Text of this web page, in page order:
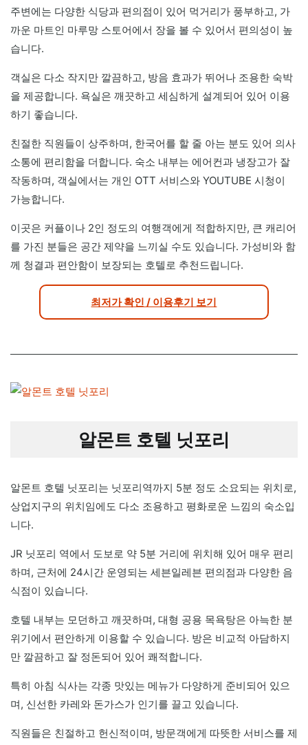
주변에는 다양한 식당과 편의점이 있어 먹거리가 풍부하고, 가
까운 마트인 마루망 스토어에서 장을 볼 수 있어서 편의성이 높
습니다.
객실은 다소 작지만 깔끔하고, 방음 효과가 뛰어나 조용한 숙박
을 제공합니다. 욕실은 깨끗하고 세심하게 설계되어 있어 이용
하기 좋습니다.
친절한 직원들이 상주하며, 한국어를 할 줄 아는 분도 있어 의사
소통에 편리함을 더합니다. 숙소 내부는 에어컨과 냉장고가 잘
작동하며, 객실에서는 개인 OTT 서비스와 YOUTUBE 시청이
가능합니다.
이곳은 커플이나 2인 정도의 여행객에게 적합하지만, 큰 캐리어
를 가진 분들은 공간 제약을 느끼실 수도 있습니다. 가성비와 함
께 청결과 편안함이 보장되는 호텔로 추천드립니다.
최저가 확인 / 이용후기 보기
알몬트 호텔 닛포리
알몬트 호텔 닛포리는 닛포리역까지 5분 정도 소요되는 위치로,
상업지구의 위치임에도 다소 조용하고 평화로운 느낌의 숙소입
니다.
JR 닛포리 역에서 도보로 약 5분 거리에 위치해 있어 매우 편리
하며, 근처에 24시간 운영되는 세븐일레븐 편의점과 다양한 음
식점이 있습니다.
호텔 내부는 모던하고 깨끗하며, 대형 공용 목욕탕은 아늑한 분
위기에서 편안하게 이용할 수 있습니다. 방은 비교적 아담하지
만 깔끔하고 잘 정돈되어 있어 쾌적합니다.
특히 아침 식사는 각종 맛있는 메뉴가 다양하게 준비되어 있으
며, 신선한 카레와 돈가스가 인기를 끌고 있습니다.
직원들은 친절하고 헌신적이며, 방문객에게 따뜻한 서비스를 제